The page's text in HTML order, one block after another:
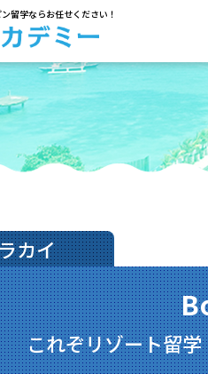
留学ならお任せください！
カイ
これぞリゾート留